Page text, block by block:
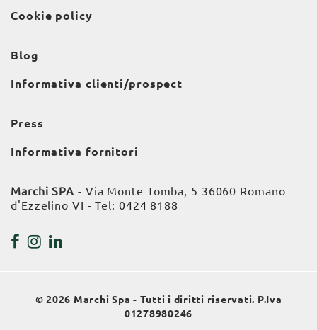
Cookie policy
Blog
Informativa clienti/prospect
Press
Informativa fornitori
Marchi SPA - Via Monte Tomba, 5 36060 Romano
d'Ezzelino VI - Tel: 0424 8188
© 2026 Marchi Spa - Tutti i diritti riservati. P.Iva
01278980246